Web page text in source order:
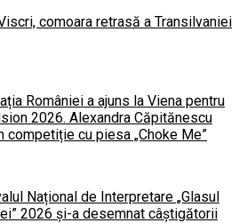
comoara retrasă a Transilvaniei
României a ajuns la Viena pentru
2026. Alexandra Căpitănescu
competiție cu piesa „Choke Me”
Național de Interpretare „Glasul
2026 și-a desemnat câștigătorii